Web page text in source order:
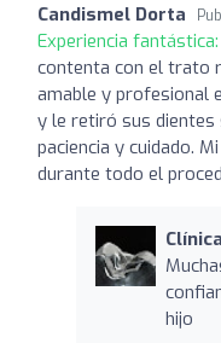
Candismel Dorta
Experiencia fantástica:
contenta con el trato
amable y profesional
y le retiró sus dientes
paciencia y cuidado.
durante todo el
hijo